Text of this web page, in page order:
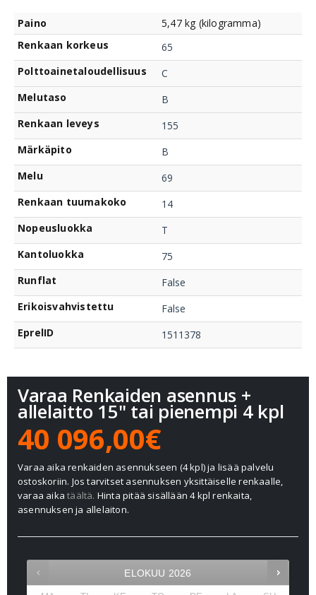
Paino
5,47 kg (kilogramma)
Renkaan korkeus
65
Polttoainetaloudellisuus
C
Melutaso
B
Renkaan leveys
155
Märkäpito
B
Melu
69
Renkaan tuumakoko
14
Nopeusluokka
T
Kantoluokka
75
Runflat
False
Erikoisvahvistettu
False
EprelID
1511378
Varaa Renkaiden asennus +
allelaitto 15" tai pienempi 4 kpl
40 096,00€
Varaa aika renkaiden asennukseen (4 kpl) ja lisää palvelu
ostoskoriin. Jos tarvitset asennuksen yksittäiselle renkaalle,
varaa aikatäältä. Hinta pitää sisällään 4 kpl renkaita,
asennuksen ja allelaiton.
ELOKUU 2026